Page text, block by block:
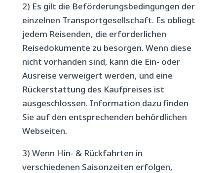
2) Es gilt die Beförderungsbedingungen der
einzelnen Transportgesellschaft. Es obliegt
jedem Reisenden, die erforderlichen
Reisedokumente zu besorgen. Wenn diese
nicht vorhanden sind, kann die Ein- oder
Ausreise verweigert werden, und eine
Rückerstattung des Kaufpreises ist
ausgeschlossen. Information dazu finden
Sie auf den entsprechenden behördlichen
Webseiten.
3) Wenn Hin- & Rückfahrten in
verschiedenen Saisonzeiten erfolgen,